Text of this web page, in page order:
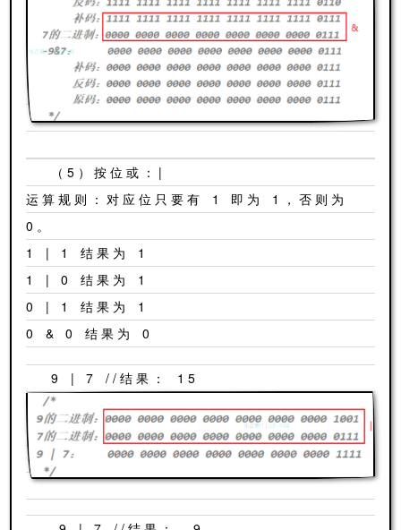
（5）按位或：|
运算规则：对应位只要有 1 即为 1，否则为
0。
1 | 1 结果为 1
1 | 0 结果为 1
0 | 1 结果为 1
0 & 0 结果为 0
9 | 7 //结果： 15